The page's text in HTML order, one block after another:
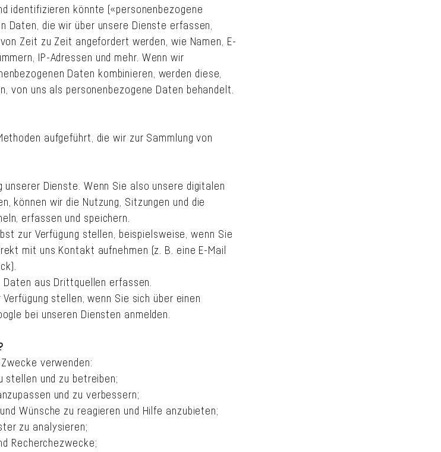
identifizieren könnte («personenbezogene
Daten, die wir über unsere Dienste erfassen,
Zeit zu Zeit angefordert werden, wie Namen, E-
IP-Adressen und mehr. Wenn wir
Daten kombinieren, werden diese,
von uns als personenbezogene Daten behandelt.
aufgeführt, die wir zur Sammlung von
Dienste. Wenn Sie also unsere digitalen
können wir die Nutzung, Sitzungen und die
erfassen und speichern.
zur Verfügung stellen, beispielsweise, wenn Sie
mit uns Kontakt aufnehmen (z. B. eine E-Mail
aus Drittquellen erfassen.
stellen, wenn Sie sich über einen
bei unseren Diensten anmelden.
verwenden:
stellen und zu betreiben;
und zu verbessern;
Wünsche zu reagieren und Hilfe anzubieten;
zu analysieren;
Recherchezwecke;